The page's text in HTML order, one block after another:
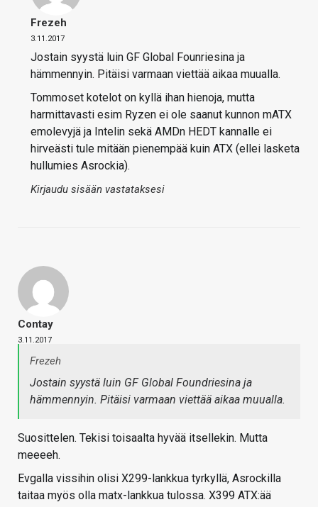
Frezeh
3.11.2017
Jostain syystä luin GF Global Founriesina ja
hämmennyin. Pitäisi varmaan viettää aikaa muualla.
Tommoset kotelot on kyllä ihan hienoja, mutta
harmittavasti esim Ryzen ei ole saanut kunnon mATX
emolevyjä ja Intelin sekä AMDn HEDT kannalle ei
hirveästi tule mitään pienempää kuin ATX (ellei lasketa
hullumies Asrockia).
Kirjaudu sisään vastataksesi
Contay
3.11.2017
Frezeh
Jostain syystä luin GF Global Foundriesina ja
hämmennyin. Pitäisi varmaan viettää aikaa muualla.
Suosittelen. Tekisi toisaalta hyvää itsellekin. Mutta
meeeeh.
Evgalla vissihin olisi X299-lankkua tyrkyllä, Asrockilla
taitaa myös olla matx-lankkua tulossa. X399 ATX:ää